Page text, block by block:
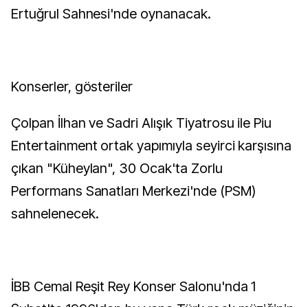
Ertuğrul Sahnesi'nde oynanacak.
Konserler, gösteriler
Çolpan İlhan ve Sadri Alışık Tiyatrosu ile Piu
Entertainment ortak yapımıyla seyirci karşısına
çıkan "Küheylan", 30 Ocak'ta Zorlu
Performans Sanatları Merkezi'nde (PSM)
sahnelenecek.
İBB Cemal Reşit Rey Konser Salonu'nda 1